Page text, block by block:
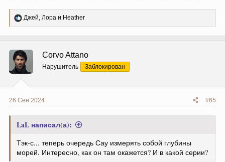
Р
е
ц
и
и
:
Джей, Лора и Heather
Corvo Attano
Нарушитель Заблокирован
26 Сен 2024 #65
LaL написал(а):
Тэк-с... теперь очередь Сау измерять собой глубины
морей. Интересно, как он там окажется? И в какой серии?